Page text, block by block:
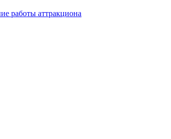
работы аттракциона